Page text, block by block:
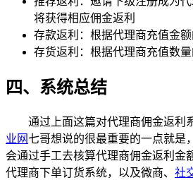
将获得相应佣金返利
存款返利：根据代理商充值金
存货返利：根据代理商充值数
四、系统总结
通过上面这篇对代理商佣金返利
业网七哥想说的很最重要的一点就是
会通过手工去核算代理商佣金返利金
代理商下单订货系统，以及微商、 社